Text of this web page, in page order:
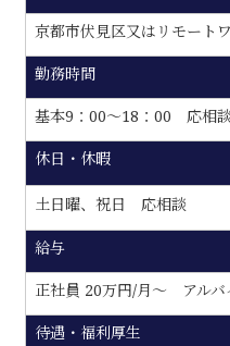
京都市伏見区又はリモート
勤務時間
基本9：00～18：00 応相談
休日・休暇
土日曜、祝日 応相談
給与
正社員 20万円/月〜 アル
待遇・福利厚生